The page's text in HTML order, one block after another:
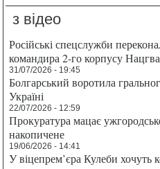
з відео
Російські спецслужби
командира 2-го корпусу
31/07/2026 - 19:45
Болгарський воротила
Україні
22/07/2026 - 12:59
Прокуратура мацає
накопичене
19/06/2026 - 14:41
У віцепрем’єра Кулеби хочуть